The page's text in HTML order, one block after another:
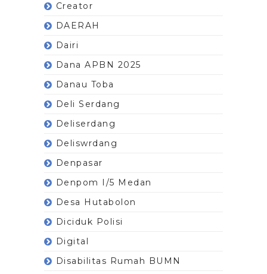
Creator
DAERAH
Dairi
Dana APBN 2025
Danau Toba
Deli Serdang
Deliserdang
Deliswrdang
Denpasar
Denpom I/5 Medan
Desa Hutabolon
Diciduk Polisi
Digital
Disabilitas Rumah BUMN